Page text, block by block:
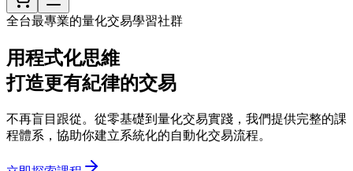
全台最專業的量化交易學習社群
用程式化思維
打造更有紀律的交易
不再盲目跟從。從零基礎到量化交易實踐，我們提供完整的課
程體系，協助你建立系統化的自動化交易流程。